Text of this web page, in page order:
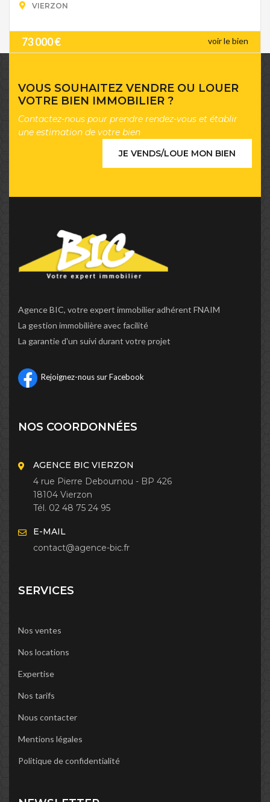
VIERZON
73 000 € voir le bien
VOUS SOUHAITEZ VENDRE OU LOUER
VOTRE BIEN IMMOBILIER ?
Contactez-nous pour prendre rendez-vous et établir
une estimation de votre bien
JE VENDS/LOUE MON BIEN
Agence BIC, votre expert immobilier adhérent FNAIM
La gestion immobilière avec facilité
La garantie d'un suivi durant votre projet
Rejoignez-nous sur Facebook
NOS COORDONNÉES
AGENCE BIC VIERZON
4 rue Pierre Debournou - BP 426
18104 Vierzon
Tél. 02 48 75 24 95
E-MAIL
contact@agence-bic.fr
SERVICES
Nos ventes
Nos locations
Expertise
Nos tarifs
Nous contacter
Mentions légales
Politique de confidentialité